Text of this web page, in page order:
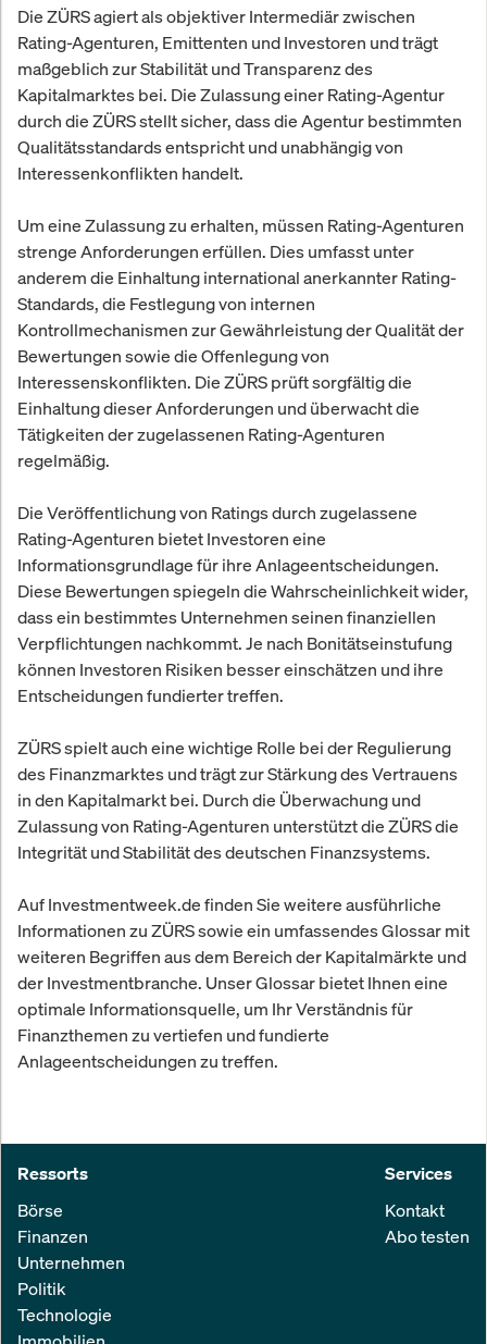
Die ZÜRS agiert als objektiver Intermediär zwischen
Rating-Agenturen, Emittenten und Investoren und trägt
maßgeblich zur Stabilität und Transparenz des
Kapitalmarktes bei. Die Zulassung einer Rating-Agentur
durch die ZÜRS stellt sicher, dass die Agentur bestimmten
Qualitätsstandards entspricht und unabhängig von
Interessenkonflikten handelt.
Um eine Zulassung zu erhalten, müssen Rating-Agenturen
strenge Anforderungen erfüllen. Dies umfasst unter
anderem die Einhaltung international anerkannter Rating-
Standards, die Festlegung von internen
Kontrollmechanismen zur Gewährleistung der Qualität der
Bewertungen sowie die Offenlegung von
Interessenskonflikten. Die ZÜRS prüft sorgfältig die
Einhaltung dieser Anforderungen und überwacht die
Tätigkeiten der zugelassenen Rating-Agenturen
regelmäßig.
Die Veröffentlichung von Ratings durch zugelassene
Rating-Agenturen bietet Investoren eine
Informationsgrundlage für ihre Anlageentscheidungen.
Diese Bewertungen spiegeln die Wahrscheinlichkeit wider,
dass ein bestimmtes Unternehmen seinen finanziellen
Verpflichtungen nachkommt. Je nach Bonitätseinstufung
können Investoren Risiken besser einschätzen und ihre
Entscheidungen fundierter treffen.
ZÜRS spielt auch eine wichtige Rolle bei der Regulierung
des Finanzmarktes und trägt zur Stärkung des Vertrauens
in den Kapitalmarkt bei. Durch die Überwachung und
Zulassung von Rating-Agenturen unterstützt die ZÜRS die
Integrität und Stabilität des deutschen Finanzsystems.
Auf Investmentweek.de finden Sie weitere ausführliche
Informationen zu ZÜRS sowie ein umfassendes Glossar mit
weiteren Begriffen aus dem Bereich der Kapitalmärkte und
der Investmentbranche. Unser Glossar bietet Ihnen eine
optimale Informationsquelle, um Ihr Verständnis für
Finanzthemen zu vertiefen und fundierte
Anlageentscheidungen zu treffen.
Ressorts
Börse
Finanzen
Unternehmen
Politik
Technologie
Services
Kontakt
Abo testen